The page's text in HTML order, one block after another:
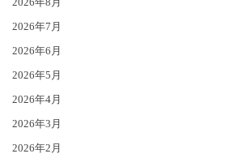
2026年7月
2026年6月
2026年5月
2026年4月
2026年3月
2026年2月